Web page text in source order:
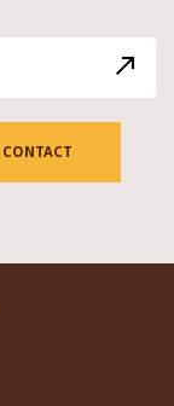
CONTACT